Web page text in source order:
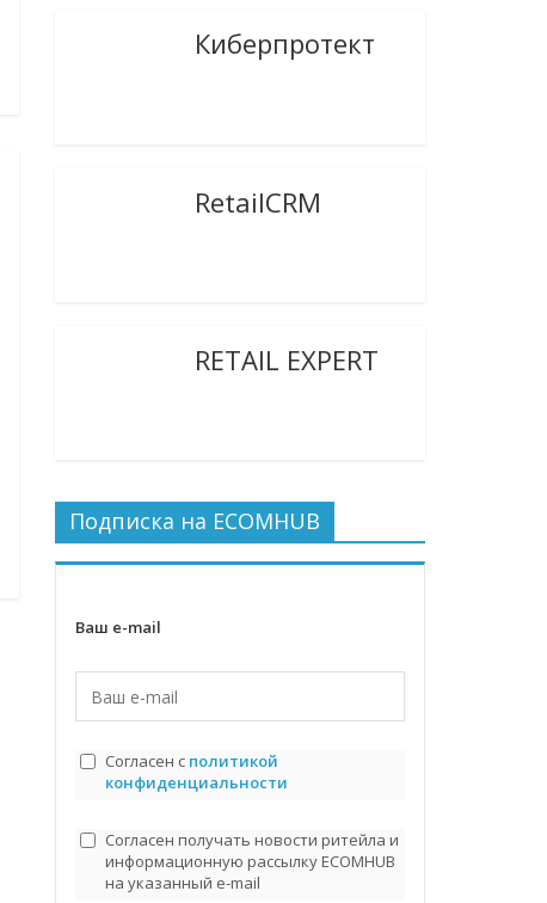
Киберпротект
RetailCRM
RETAIL EXPERT
Подписка на ECOMHUB
Ваш e-mail
Согласен с политикой
конфиденциальности
Согласен получать новости ритейла и
информационную рассылку ECOMHUB
на указанный e-mail